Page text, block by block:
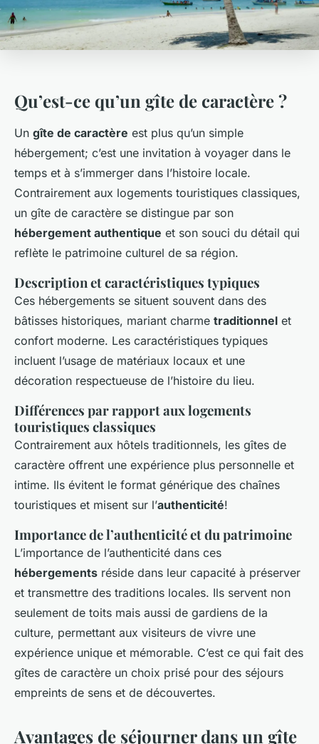
Qu’est-ce qu’un gîte de caractère ?
Un gîte de caractère est plus qu’un simple
hébergement; c’est une invitation à voyager dans le
temps et à s’immerger dans l’histoire locale.
Contrairement aux logements touristiques classiques,
un gîte de caractère se distingue par son
hébergement authentique et son souci du détail qui
reflète le patrimoine culturel de sa région.
Description et caractéristiques typiques
Ces hébergements se situent souvent dans des
bâtisses historiques, mariant charme traditionnel et
confort moderne. Les caractéristiques typiques
incluent l’usage de matériaux locaux et une
décoration respectueuse de l’histoire du lieu.
Différences par rapport aux logements
touristiques classiques
Contrairement aux hôtels traditionnels, les gîtes de
caractère offrent une expérience plus personnelle et
intime. Ils évitent le format générique des chaînes
touristiques et misent sur l’authenticité!
Importance de l’authenticité et du patrimoine
L’importance de l’authenticité dans ces
hébergements réside dans leur capacité à préserver
et transmettre des traditions locales. Ils servent non
seulement de toits mais aussi de gardiens de la
culture, permettant aux visiteurs de vivre une
expérience unique et mémorable. C’est ce qui fait des
gîtes de caractère un choix prisé pour des séjours
empreints de sens et de découvertes.
Avantages de séjourner dans un gîte